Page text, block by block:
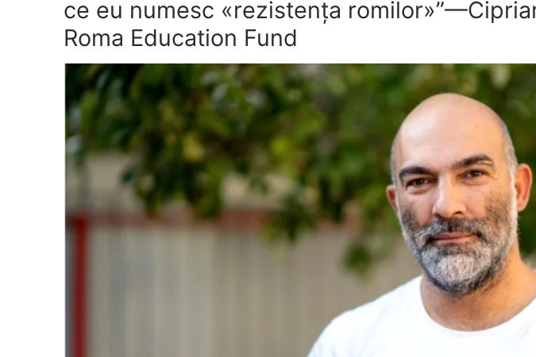
ce eu numesc «rezistența
Roma Education Fund